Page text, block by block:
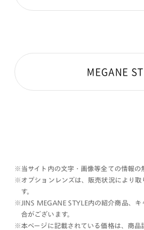
MEGANE
※当サイト内の文字・画像等全ての情報の
※オプションレンズは、販売状況により取
す。
※JINS MEGANE STYLE内の紹介商品、
合がございます。
※本ページに記載されている価格は、商品